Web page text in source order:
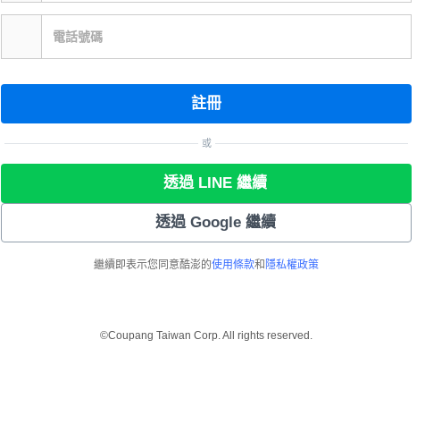
電話號碼
註冊
或
透過 LINE 繼續
透過 Google 繼續
繼續即表示您同意酷澎的使用條款和 隱私權政策
©Coupang Taiwan Corp. All rights reserved.